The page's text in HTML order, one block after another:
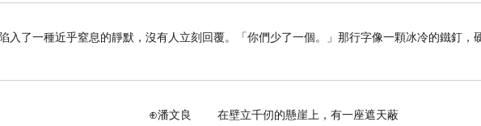
入了一種近乎窒息的靜默，沒有人立刻回覆。「你們少了一個。」那行字像一顆冰冷的鐵釘，
文良 在壁立千仞的懸崖上，有一座遮天蔽